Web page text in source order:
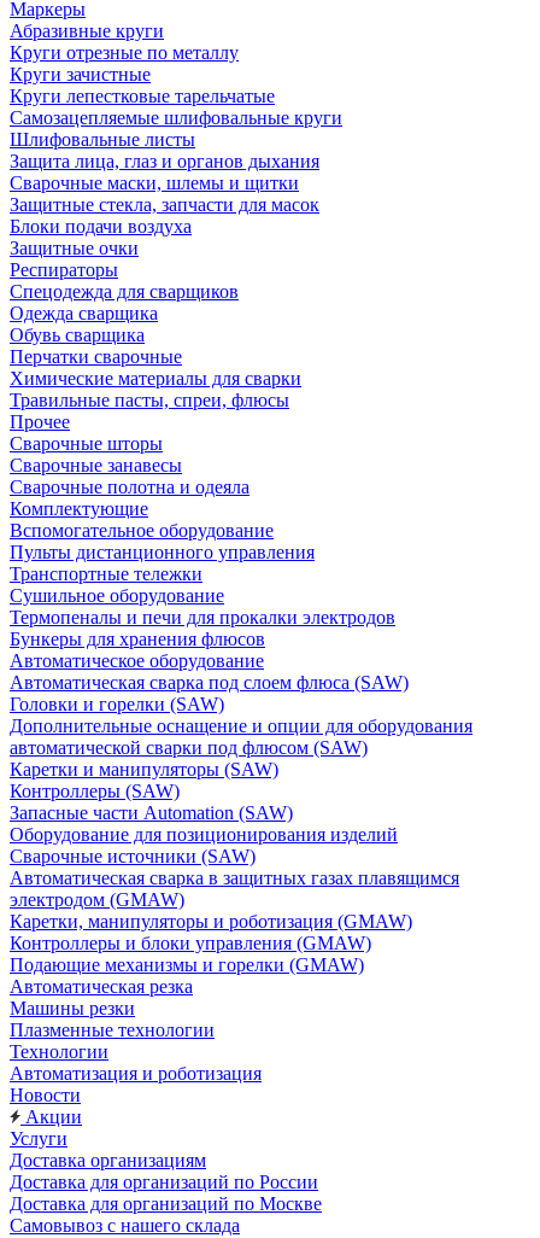
Маркеры
Абразивные круги
Круги отрезные по металлу
Круги зачистные
Круги лепестковые тарельчатые
Самозацепляемые шлифовальные круги
Шлифовальные листы
Защита лица, глаз и органов дыхания
Сварочные маски, шлемы и щитки
Защитные стекла, запчасти для масок
Блоки подачи воздуха
Защитные очки
Респираторы
Спецодежда для сварщиков
Одежда сварщика
Обувь сварщика
Перчатки сварочные
Химические материалы для сварки
Травильные пасты, спреи, флюсы
Прочее
Сварочные шторы
Сварочные занавесы
Сварочные полотна и одеяла
Комплектующие
Вспомогательное оборудование
Пульты дистанционного управления
Транспортные тележки
Сушильное оборудование
Термопеналы и печи для прокалки электродов
Бункеры для хранения флюсов
Автоматическое оборудование
Автоматическая сварка под слоем флюса (SAW)
Головки и горелки (SAW)
Дополнительные оснащение и опции для оборудования
автоматической сварки под флюсом (SAW)
Каретки и манипуляторы (SAW)
Контроллеры (SAW)
Запасные части Automation (SAW)
Оборудование для позиционирования изделий
Сварочные источники (SAW)
Автоматическая сварка в защитных газах плавящимся
электродом (GMAW)
Каретки, манипуляторы и роботизация (GMAW)
Контроллеры и блоки управления (GMAW)
Подающие механизмы и горелки (GMAW)
Автоматическая резка
Машины резки
Плазменные технологии
Технологии
Автоматизация и роботизация
Новости
Акции
Услуги
Доставка организациям
Доставка для организаций по России
Доставка для организаций по Москве
Самовывоз с нашего склада